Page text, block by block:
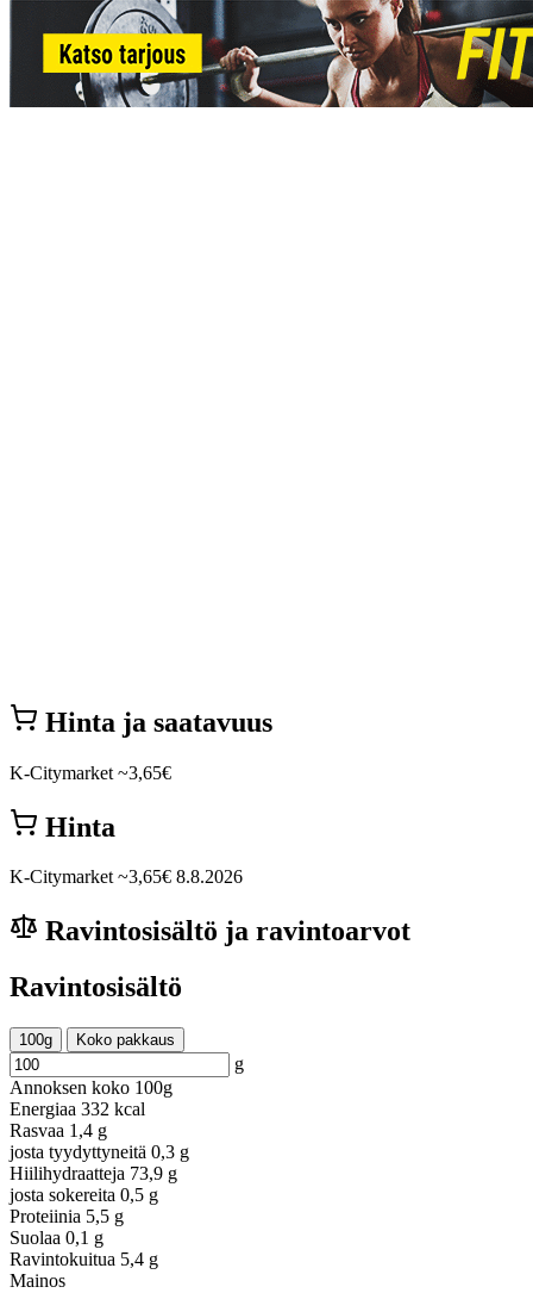
Hinta ja saatavuus
K-Citymarket ~3,65€
Hinta
K-Citymarket ~3,65€ 8.8.2026
Ravintosisältö ja ravintoarvot
Ravintosisältö
100g Koko pakkaus
g
Annoksen koko 100g
Energiaa 332 kcal
Rasvaa 1,4 g
josta tyydyttyneitä 0,3 g
Hiilihydraatteja 73,9 g
josta sokereita 0,5 g
Proteiinia 5,5 g
Suolaa 0,1 g
Ravintokuitua 5,4 g
Mainos